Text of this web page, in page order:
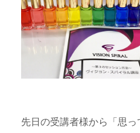
先日の受講者様から「思